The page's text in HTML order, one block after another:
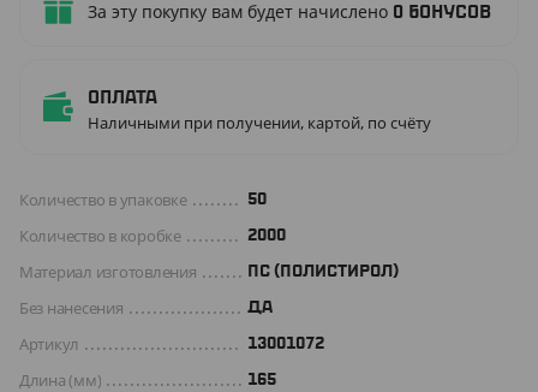
За эту покупку вам будет начислено 0 бонусов
Оплата
Наличными при получении, картой, по счёту
Количество в упаковке 50
Количество в коробке 2000
Материал изготовления ПС (ПОЛИСТИРОЛ)
Без нанесения ДА
Артикул 13001072
Длина (мм) 165